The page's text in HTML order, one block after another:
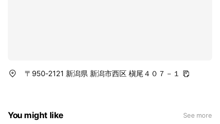
〒950-2121 新潟県 新潟市西区 槇尾４０７－１
You might like See more